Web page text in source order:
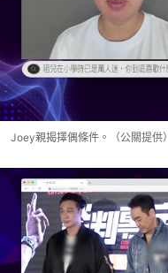
Joey親揭擇偶條件。（公關提供）